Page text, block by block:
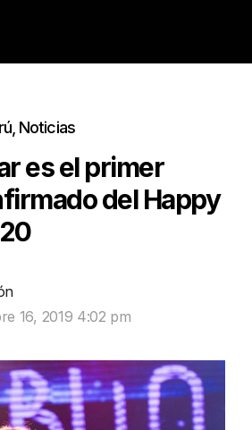
, Noticias
es el primer
del Happy
16, 2019 4:02 pm